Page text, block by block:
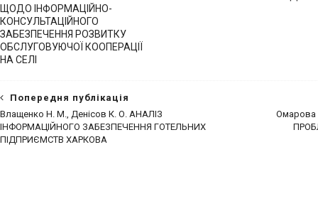
ЩОДО ІНФОРМАЦІЙНО-
КОНСУЛЬТАЦІЙНОГО
ЗАБЕЗПЕЧЕННЯ РОЗВИТКУ
ОБСЛУГОВУЮЧОЇ КООПЕРАЦІЇ
НА СЕЛІ
Попередня публікація
Влащенко Н. М., Денісов К. О. АНАЛІЗ
ІНФОРМАЦІЙНОГО ЗАБЕЗПЕЧЕННЯ ГОТЕЛЬНИХ
ПІДПРИЄМСТВ ХАРКОВА